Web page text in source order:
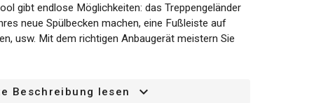
gibt endlose Möglichkeiten: das Treppengeländer
neue Spülbecken machen, eine Fußleiste auf
usw. Mit dem richtigen Anbaugerät meistern Sie
Power Sortiment.
Beschreibung lesen